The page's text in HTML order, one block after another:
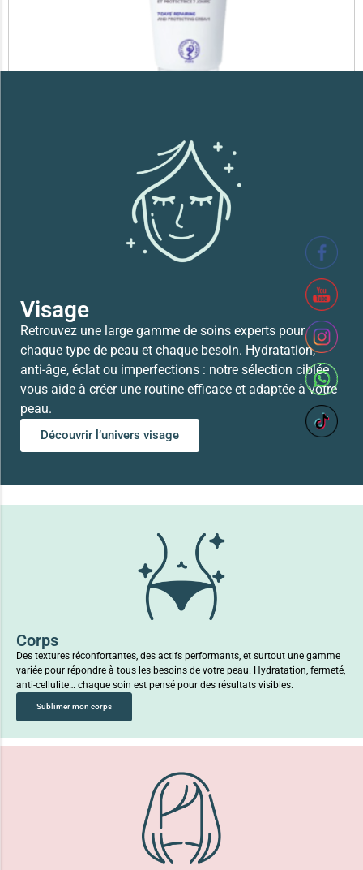
SVR XERIAL FISSURES ET CREVASSES
Visage
Retrouvez une large gamme de soins experts pour
chaque type de peau et chaque besoin. Hydratation,
anti-âge, éclat ou imperfections : notre sélection ciblée
vous aide à créer une routine efficace et adaptée à votre
peau.
Découvrir l’univers visage
Corps
Des textures réconfortantes, des actifs performants, et surtout une gamme
variée pour répondre à tous les besoins de votre peau. Hydratation, fermeté,
anti-cellulite… chaque soin est pensé pour des résultats visibles.
Sublimer mon corps